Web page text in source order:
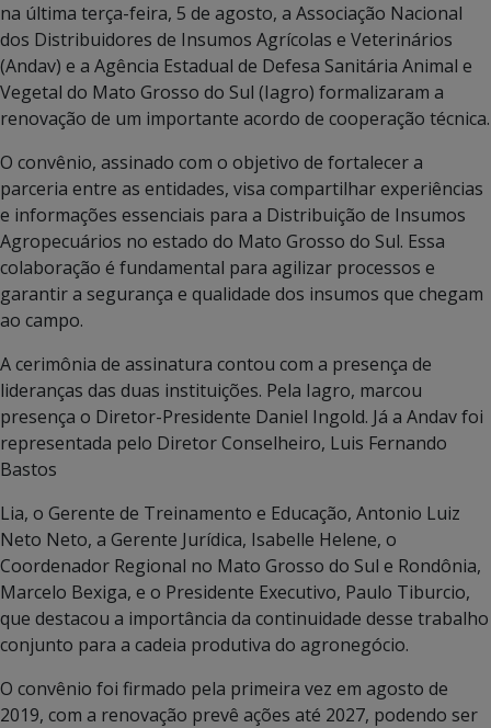
na última terça-feira, 5 de agosto, a Associação Nacional
dos Distribuidores de Insumos Agrícolas e Veterinários
(Andav) e a Agência Estadual de Defesa Sanitária Animal e
Vegetal do Mato Grosso do Sul (Iagro) formalizaram a
renovação de um importante acordo de cooperação técnica.
O convênio, assinado com o objetivo de fortalecer a
parceria entre as entidades, visa compartilhar experiências
e informações essenciais para a Distribuição de Insumos
Agropecuários no estado do Mato Grosso do Sul. Essa
colaboração é fundamental para agilizar processos e
garantir a segurança e qualidade dos insumos que chegam
ao campo.
A cerimônia de assinatura contou com a presença de
lideranças das duas instituições. Pela Iagro, marcou
presença o Diretor-Presidente Daniel Ingold. Já a Andav foi
representada pelo Diretor Conselheiro, Luis Fernando
Bastos
Lia, o Gerente de Treinamento e Educação, Antonio Luiz
Neto Neto, a Gerente Jurídica, Isabelle Helene, o
Coordenador Regional no Mato Grosso do Sul e Rondônia,
Marcelo Bexiga, e o Presidente Executivo, Paulo Tiburcio,
que destacou a importância da continuidade desse trabalho
conjunto para a cadeia produtiva do agronegócio.
O convênio foi firmado pela primeira vez em agosto de
2019, com a renovação prevê ações até 2027, podendo ser